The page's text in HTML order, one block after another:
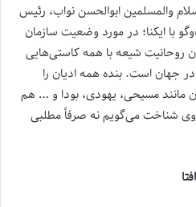
والمسلمین ابوالحسن نواب، رئیس
با ایکنا؛ در مورد وضعیت سازمان
روحانیت شیعه با همه کاستی‌هایی
جهان است. بنده همه ادیان را
مانند مسیحی، یهودی، بودا و … هم
روی شناخت می‌گویم نه صرفاً مطلبی